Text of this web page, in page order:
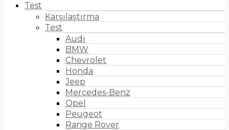
Test
Karşılaştırma
Test
Audi
BMW
Chevrolet
Honda
Jeep
Mercedes-Benz
Opel
Peugeot
Range Rover